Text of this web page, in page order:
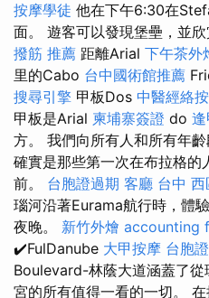
按摩學徒 他在下午6:30在
面。 遊客可以發現堡壘，並欣
撥筋 推薦 距離Arial 下午茶外
里的Cabo 台中國術館推薦
搜尋引擎 甲板Dos 中醫經絡
甲板是Arial 柬埔寨簽證 do
方。 我們向所有人和所有年
確實是那些第一次在布拉格
前。 台胞證過期 客廳 台中
瑙河沿著Eurama航行時，體
夜晚。 新竹外燴 accounting
✔️FulDanube 大甲按摩 台胞
Boulevard-林蔭大道涵蓋了
宮的所有值得一看的一切。